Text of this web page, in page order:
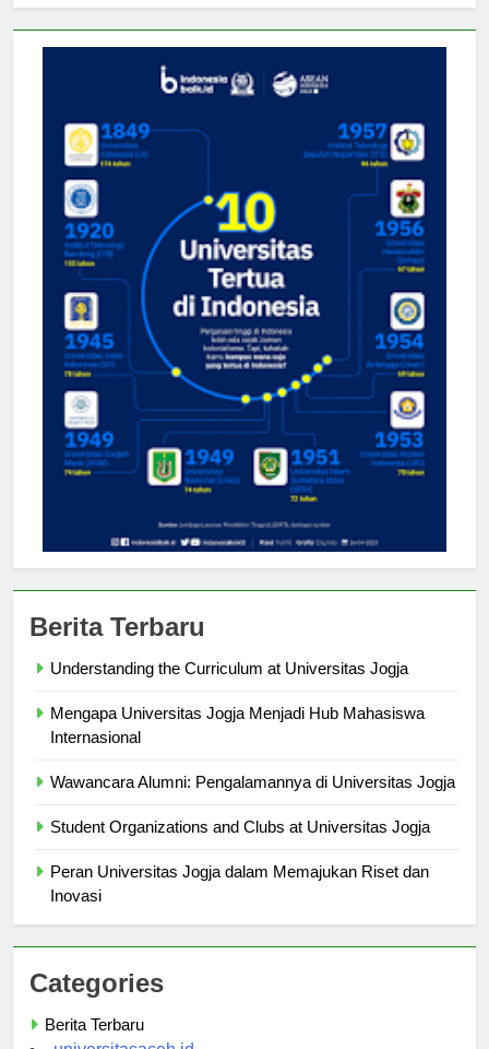
Berita Terbaru
Mengapa Universitas Jogja Menjadi Hub Mahasiswa
Peran Universitas Jogja dalam Memajukan Riset dan
Categories
Berita Terbaru